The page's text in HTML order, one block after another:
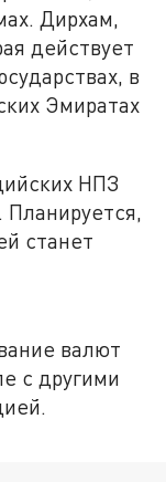
Дирхам,
действует
в
Эмиратах
НПЗ
Планируется,
станет
валют
с другими